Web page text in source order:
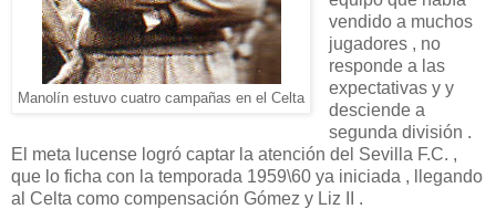
Manolín estuvo cuatro campañas en el Celta
vendido a muchos
jugadores , no
responde a las
expectativas y y
desciende a
segunda división .
El meta lucense logró captar la atención del Sevilla F.C. ,
que lo ficha con la temporada 1959\60 ya iniciada , llegando
al Celta como compensación Gómez y Liz II .